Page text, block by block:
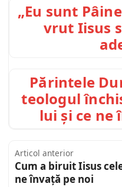
„Eu sunt
vrut Iisus
Părintele
teologul
lui și ce ne
Articol anterior
Cum a biruit Iisus
ne învață pe noi